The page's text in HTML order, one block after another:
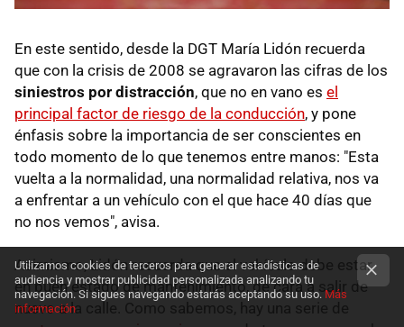
En este sentido, desde la DGT María Lidón recuerda
que con la crisis de 2008 se agravaron las cifras de los
siniestros por distracción, que no en vano es el
principal factor de riesgo de la conducción, y pone
énfasis sobre la importancia de ser conscientes en
todo momento de lo que tenemos entre manos: "Esta
vuelta a la normalidad, una normalidad relativa, nos va
a enfrentar a un vehículo con el que hace 40 días que
no nos vemos", avisa.
Asimismo, Lidón recuerda que el vehículo debe estar
en buen estado de mantenimiento, de cara a salir de
nuevo a la calle. Como sabemos, hay una serie de
Utilizamos cookies de terceros para generar estadísticas de
audiencia y mostrar publicidad personalizada analizando tu
navegación. Si sigues navegando estarás aceptando su uso.Más
información